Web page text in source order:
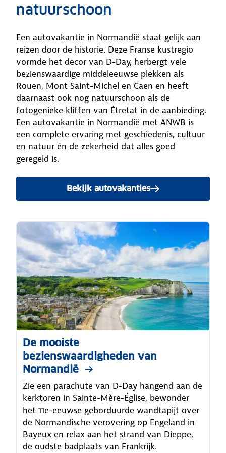
natuurschoon
Een autovakantie in Normandië staat gelijk aan
reizen door de historie. Deze Franse kustregio
vormde het decor van D-Day, herbergt vele
bezienswaardige middeleeuwse plekken als
Rouen, Mont Saint-Michel en Caen en heeft
daarnaast ook nog natuurschoon als de
fotogenieke kliffen van Étretat in de aanbieding.
Een autovakantie in Normandië met ANWB is
een complete ervaring met geschiedenis, cultuur
en natuur én de zekerheid dat alles goed
geregeld is.
Bekijk autovakanties
in Normandië
De mooiste
bezienswaardigheden van
Normandië
Zie een parachute van D-Day hangend aan de
kerktoren in Sainte-Mère-Église, bewonder
het 11e-eeuwse geborduurde wandtapijt over
de Normandische verovering op Engeland in
Bayeux en relax aan het strand van Dieppe,
de oudste badplaats van Frankrijk.